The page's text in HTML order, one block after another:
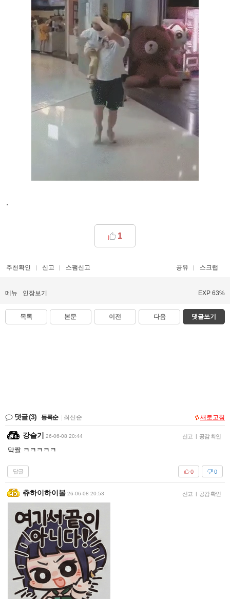
.
1
추천확인 신고 스팸신고 공유 스크랩
메뉴 인장보기 EXP 63%
목록 본문 이전 다음 댓글쓰기
댓글(3) 등록순 최신순 새로고침
강슬기 26-06-08 20:44 신고 공감 확인
막짤 ㅋㅋㅋㅋㅋ
답글 0
0
츄하이하이볼 26-06-08 20:53 신고 공감 확인